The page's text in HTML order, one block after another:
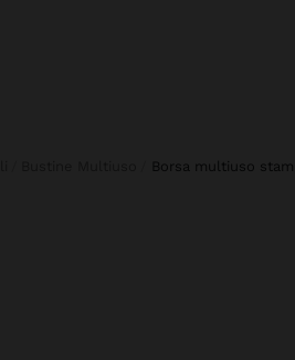
borsa multiuso